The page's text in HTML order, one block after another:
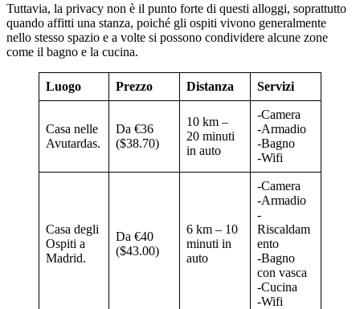
Tuttavia, la privacy non è il punto forte di questi alloggi, soprattutto
quando affitti una stanza, poiché gli ospiti vivono generalmente
nello stesso spazio e a volte si possono condividere alcune zone
come il bagno e la cucina.
Luogo Prezzo Distanza Servizi
Casa nelle
Avutardas.
Da €36
($38.70)
10 km –
20 minuti
in auto
-Camera
-Armadio
-Bagno
-Wifi
Casa degli
Ospiti a
Madrid.
Da €40
($43.00)
6 km – 10
minuti in
auto
-Camera
-Armadio
-
Riscaldam
ento
-Bagno
con vasca
-Cucina
-Wifi